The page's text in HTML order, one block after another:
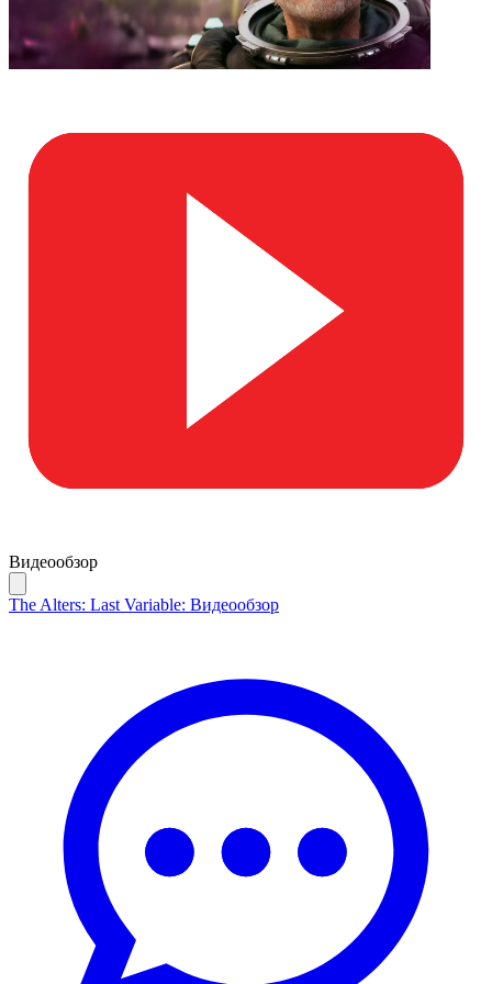
Видеообзор
The Alters: Last Variable: Видеообзор